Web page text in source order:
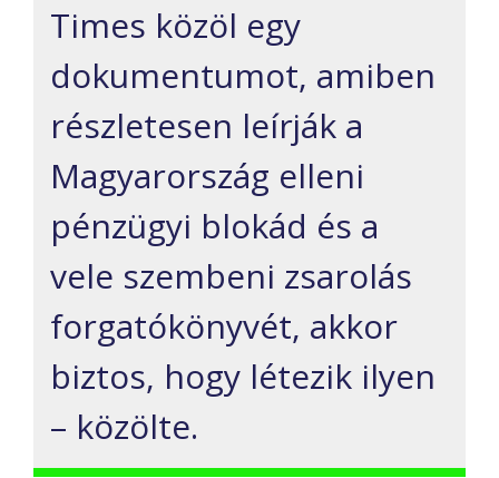
Times közöl egy
dokumentumot, amiben
részletesen leírják a
Magyarország elleni
pénzügyi blokád és a
vele szembeni zsarolás
forgatókönyvét, akkor
biztos, hogy létezik ilyen
– közölte.